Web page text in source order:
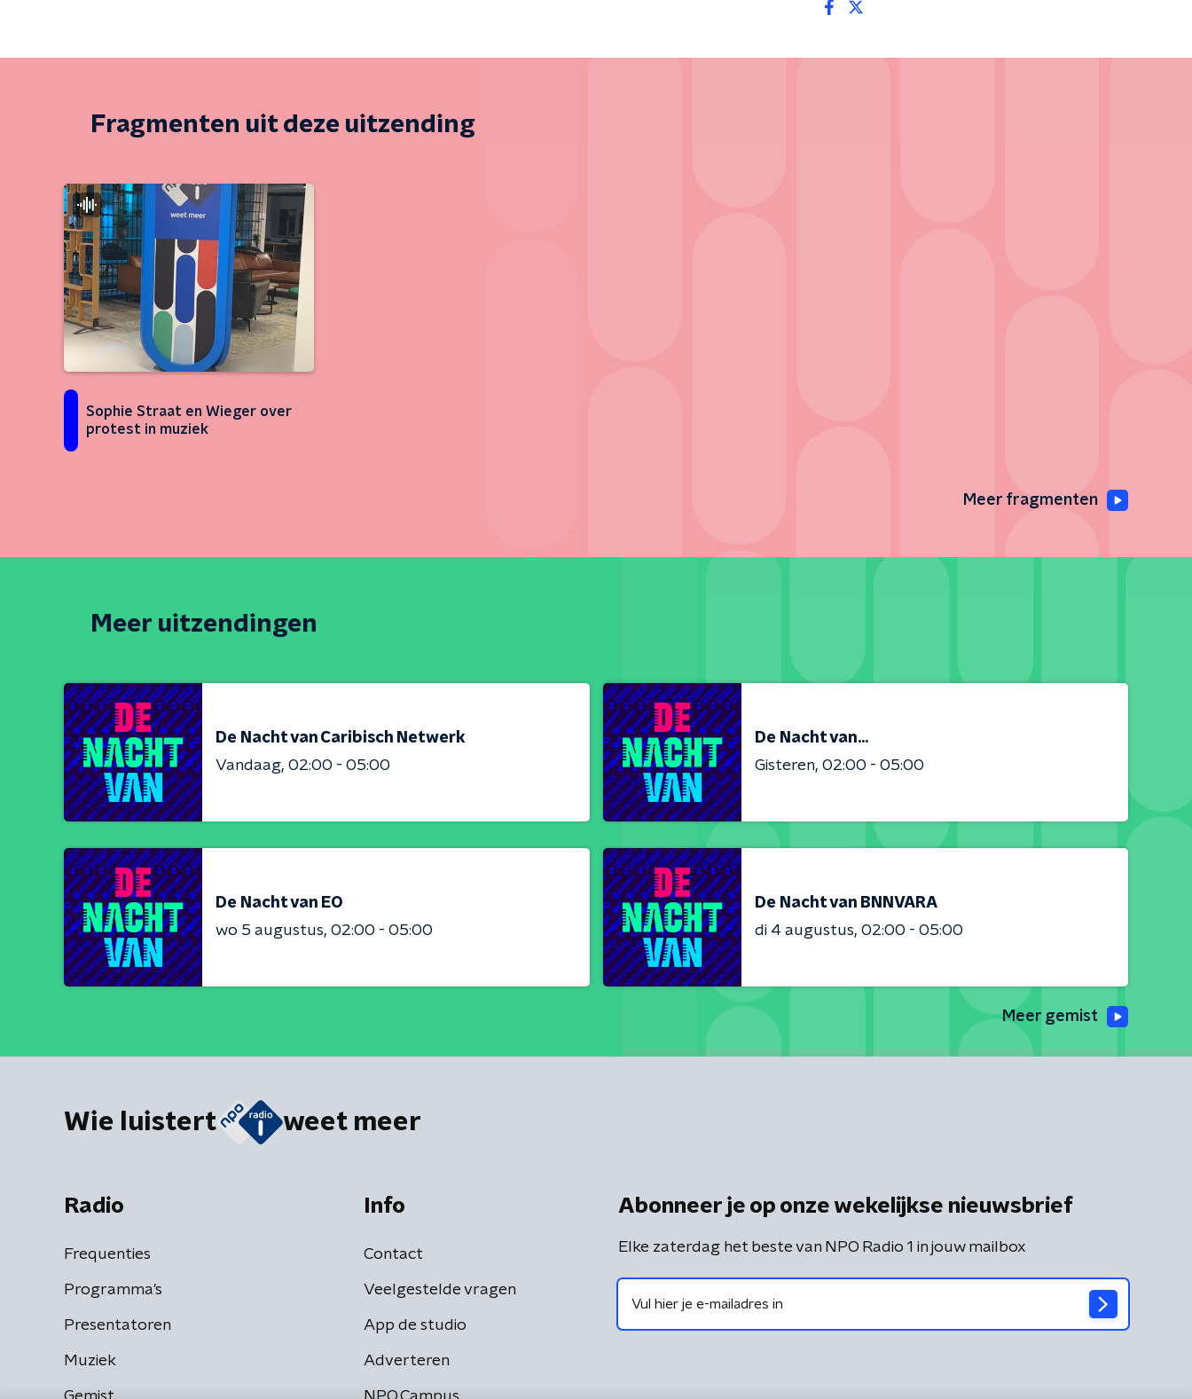
Fragmenten uit deze uitzending
Sophie Straat en Wieger over
protest in muziek
Meer fragmenten
Meer uitzendingen
De Nacht van Caribisch Netwerk
Vandaag 02:00 - 05:00
De Nacht van...
Gisteren 02:00 - 05:00
De Nacht van EO
wo 5 augustus 02:00 - 05:00
De Nacht van BNNVARA
di 4 augustus 02:00 - 05:00
Meer gemist
Wie luistert weet meer
Radio
Frequenties
Programma's
Presentatoren
Muziek
Info
Contact
Veelgestelde vragen
App de studio
Adverteren
Abonneer je op onze wekelijkse nieuwsbrief
Elke zaterdag het beste van NPO Radio 1 in jouw mailbox